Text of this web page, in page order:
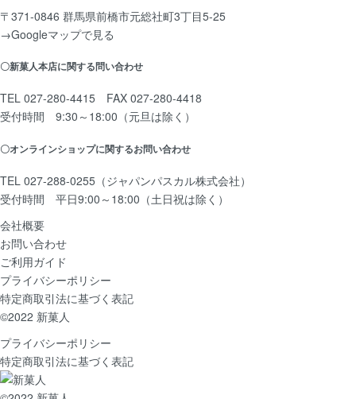
〒371-0846 群馬県前橋市元総社町3丁目5-25
→Googleマップで見る
〇新菓人本店に関する問い合わせ
TEL 027-280-4415 FAX 027-280-4418
受付時間 9:30～18:00（元旦は除く）
〇オンラインショップに関するお問い合わせ
TEL 027-288-0255（ジャパンパスカル株式会社）
受付時間 平日9:00～18:00（土日祝は除く）
会社概要
お問い合わせ
ご利用ガイド
プライバシーポリシー
特定商取引法に基づく表記
©2022 新菓人
プライバシーポリシー
特定商取引法に基づく表記